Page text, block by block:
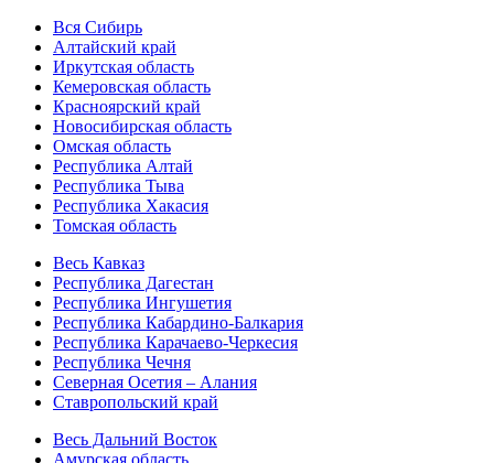
Вся Сибирь
Алтайский край
Иркутская область
Кемеровская область
Красноярский край
Новосибирская область
Омская область
Республика Алтай
Республика Тыва
Республика Хакасия
Томская область
Весь Кавказ
Республика Дагестан
Республика Ингушетия
Республика Кабардино-Балкария
Республика Карачаево-Черкесия
Республика Чечня
Северная Осетия – Алания
Ставропольский край
Весь Дальний Восток
Амурская область